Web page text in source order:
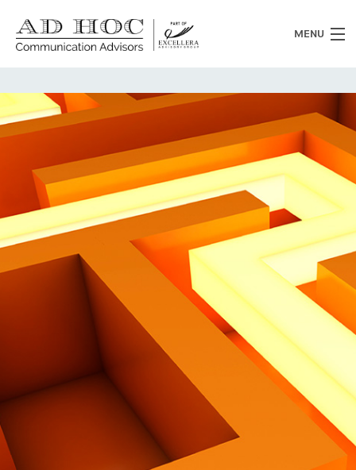
MENU
Chi siamo
Cosa facciamo
News
Clienti
Heritage
Lavora con noi
Contatti
Eng Ita